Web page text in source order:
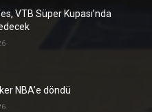
VTB Süper Kupası’nda
NBA’e döndü